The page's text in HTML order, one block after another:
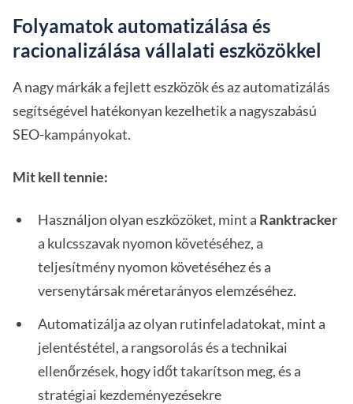
Folyamatok automatizálása és
racionalizálása vállalati eszközökkel
A nagy márkák a fejlett eszközök és az automatizálás
segítségével hatékonyan kezelhetik a nagyszabású
SEO-kampányokat.
Mit kell tennie:
Használjon olyan eszközöket, mint a Ranktracker
a kulcsszavak nyomon követéséhez, a
teljesítmény nyomon követéséhez és a
versenytársak méretarányos elemzéséhez.
Automatizálja az olyan rutinfeladatokat, mint a
jelentéstétel, a rangsorolás és a technikai
ellenőrzések, hogy időt takarítson meg, és a
stratégiai kezdeményezésekre